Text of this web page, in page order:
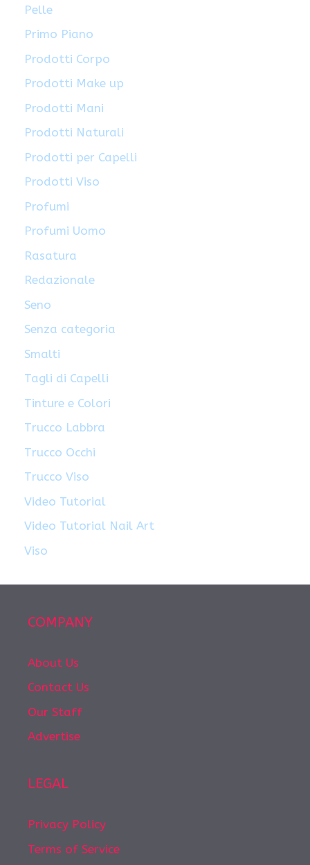
Pelle
Primo Piano
Prodotti Corpo
Prodotti Make up
Prodotti Mani
Prodotti Naturali
Prodotti per Capelli
Prodotti Viso
Profumi
Profumi Uomo
Rasatura
Redazionale
Seno
Senza categoria
Smalti
Tagli di Capelli
Tinture e Colori
Trucco Labbra
Trucco Occhi
Trucco Viso
Video Tutorial
Video Tutorial Nail Art
Viso
COMPANY
About Us
Contact Us
Our Staff
Advertise
LEGAL
Privacy Policy
Terms of Service